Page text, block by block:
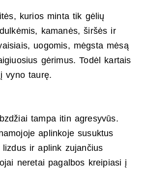
kurios minta tik gėlių
kamanės, širšės ir
uogomis, mėgsta mėsą
gėrimus. Todėl kartais
vyno taurę.
tampa itin agresyvūs.
aplinkoje susuktus
lizdus ir aplink zujančius
neretai pagalbos kreipiasi į